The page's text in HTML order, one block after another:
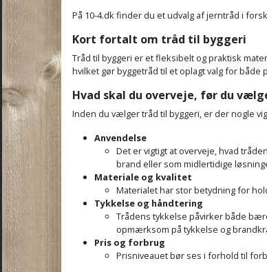
På 10-4.dk finder du et udvalg af jerntråd i
Kort fortalt om tråd til byggeri
Tråd til byggeri er et fleksibelt og praktisk
hvilket gør byggetråd til et oplagt valg for både
Hvad skal du overveje, før du
Inden du vælger tråd til byggeri, er der nogle
Anvendelse
Det er vigtigt at overveje, hvad
brand eller som midlertidige
Materiale og kvalitet
Materialet har stor betydning for
Tykkelse og håndtering
Trådens tykkelse påvirker både
opmærksom på tykkelse og
Pris og forbrug
Prisniveauet bør ses i forhold til